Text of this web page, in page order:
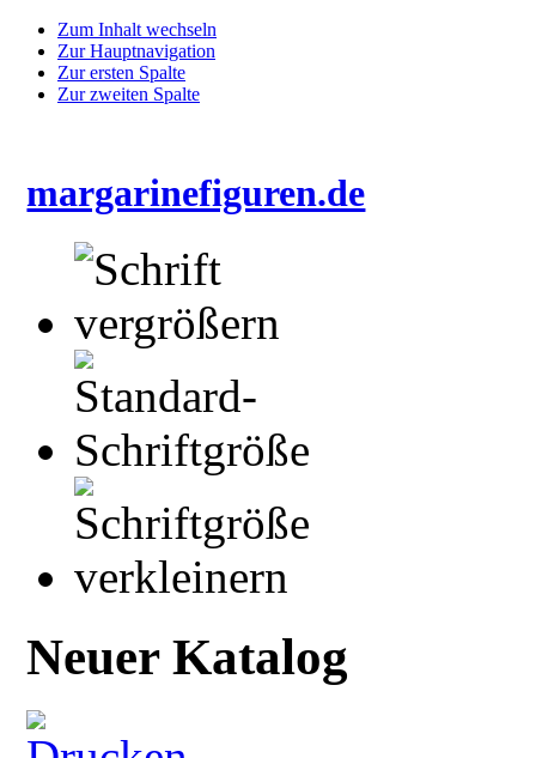
Zum Inhalt wechseln
Zur Hauptnavigation
Zur ersten Spalte
Zur zweiten Spalte
margarinefiguren.de
Neuer Katalog